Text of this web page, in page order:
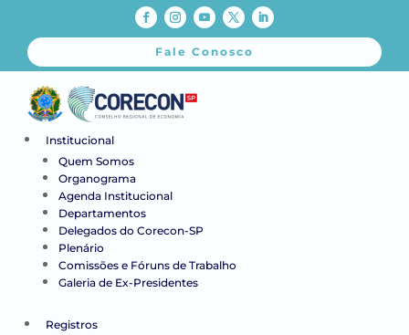
Fale Conosco
Institucional
Quem Somos
Organograma
Agenda Institucional
Departamentos
Delegados do Corecon-SP
Plenário
Comissões e Fóruns de Trabalho
Galeria de Ex-Presidentes
Registros